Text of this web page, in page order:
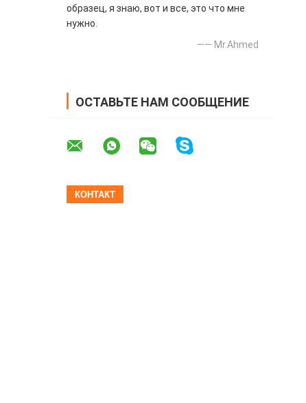
образец, я знаю, вот и все, это что мне
нужно.
—— Mr.Ahmed
ОСТАВЬТЕ НАМ СООБЩЕНИЕ